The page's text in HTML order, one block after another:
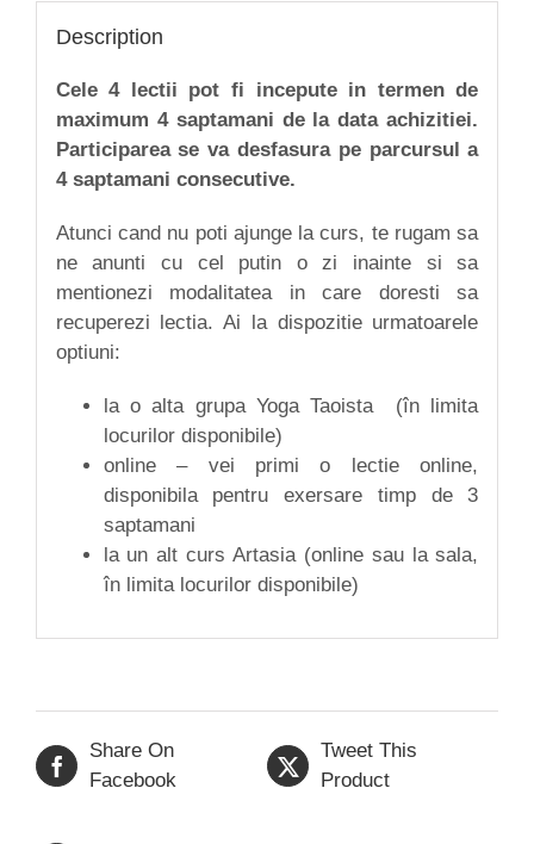
Description
Cele 4 lectii pot fi incepute in termen de
maximum 4 saptamani de la data achizitiei.
Participarea se va desfasura pe parcursul a
4 saptamani consecutive.
Atunci cand nu poti ajunge la curs, te rugam sa
ne anunti cu cel putin o zi inainte si sa
mentionezi modalitatea in care doresti sa
recuperezi lectia. Ai la dispozitie urmatoarele
optiuni:
la o alta grupa Yoga Taoista (în limita
locurilor disponibile)
online – vei primi o lectie online,
disponibila pentru exersare timp de 3
saptamani
la un alt curs Artasia (online sau la sala,
în limita locurilor disponibile)
Share On
Facebook
Tweet This
Product